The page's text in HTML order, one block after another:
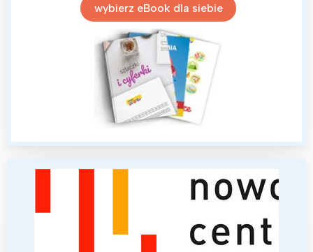
wybierz eBook dla siebie